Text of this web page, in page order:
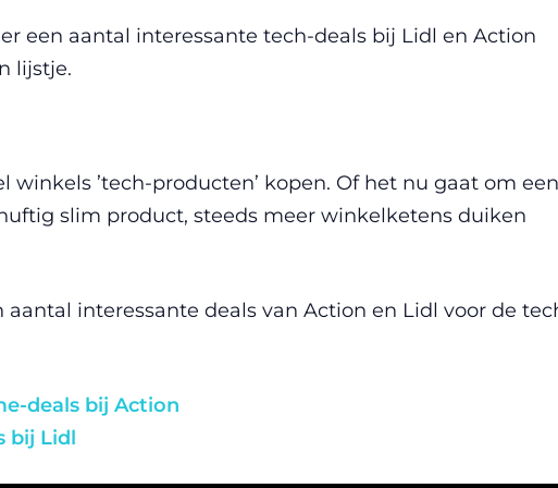
een aantal interessante tech-deals bij Lidl en Action
lijstje.
winkels ’tech-producten’ kopen. Of het nu gaat om een
slim product, steeds meer winkelketens duiken
aantal interessante deals van Action en Lidl voor de
deals bij Action
bij Lidl